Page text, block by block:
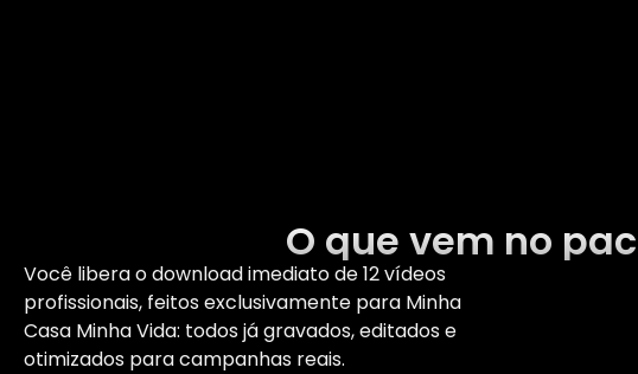
O que vem no
Você libera o download imediato de 12 vídeos
profissionais, feitos exclusivamente para Minha
Casa Minha Vida: todos já gravados, editados e
otimizados para campanhas reais.